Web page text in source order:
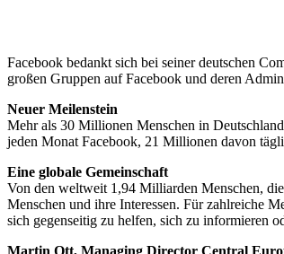
Facebook bedankt sich bei seiner deutschen
großen Gruppen auf Facebook und deren
Neuer Meilenstein
Mehr als 30 Millionen Menschen in
jeden Monat Facebook, 21 Millionen davon
Eine globale Gemeinschaft
Von den weltweit 1,94 Milliarden Menschen,
Menschen und ihre Interessen. Für zahlreiche
sich gegenseitig zu helfen, sich zu informieren
Martin Ott, Managing Director Central